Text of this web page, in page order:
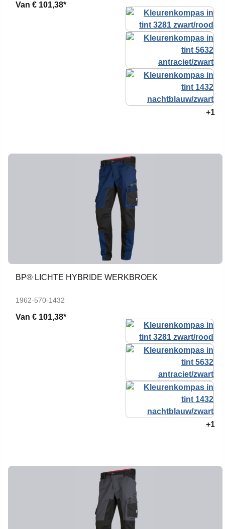
Van € 101,38*
+1
BP® LICHTE HYBRIDE WERKBROEK
1962-570-1432
Van € 101,38*
+1